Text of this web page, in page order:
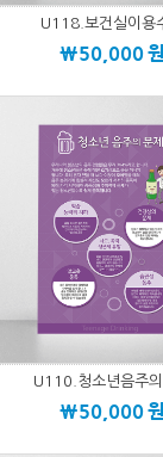
U118.보건실이용
\50,000
U110.청소년음주
\50,000